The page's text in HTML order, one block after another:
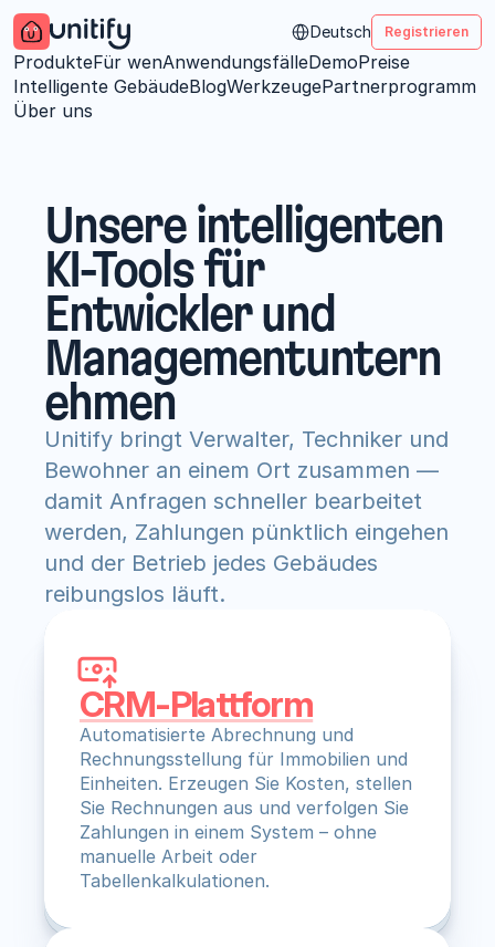
Select Language
Deutsch Registrieren
ProdukteFür wenAnwendungsfälleDemoPreise
Intelligente GebäudeBlogWerkzeugePartnerprogramm
Über uns
Unsere intelligenten
KI-Tools für
Entwickler und
Managementuntern
ehmen
Unitify bringt Verwalter, Techniker und
Bewohner an einem Ort zusammen —
damit Anfragen schneller bearbeitet
werden, Zahlungen pünktlich eingehen
und der Betrieb jedes Gebäudes
reibungslos läuft.
CRM-Plattform
Automatisierte Abrechnung und
Rechnungsstellung für Immobilien und
Einheiten. Erzeugen Sie Kosten, stellen
Sie Rechnungen aus und verfolgen Sie
Zahlungen in einem System – ohne
manuelle Arbeit oder
Tabellenkalkulationen.